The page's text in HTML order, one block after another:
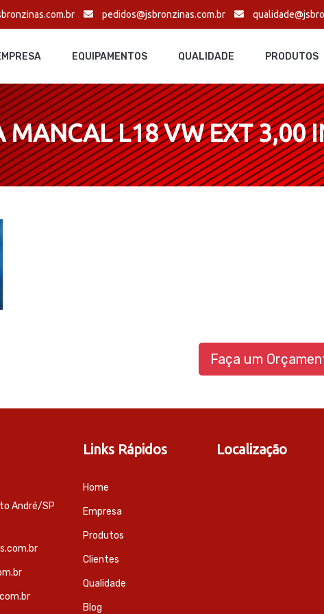
pedidos@jsbronzinas.com.br
EQUIPAMENTOS QUALIDADE PRODUTOS
MANCAL L18 VW EXT 3,00
Faça um
André/SP
Links Rápidos
Home
Empresa
Produtos
Clientes
Qualidade
Blog
Localização